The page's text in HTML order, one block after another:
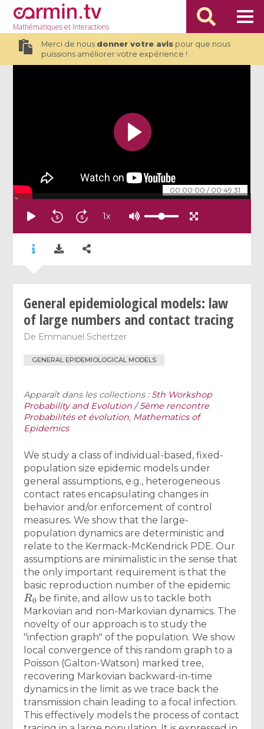
Mathématiqueset Interactions
Merci de nous donner votre avispour que nous
puissions améliorer votre expérience !
00:00:00 / 00:49:31
1x
General epidemiological models: law
of large numbers and contact tracing
De Emmanuel Schertzer
GENERAL EPIDEMIOLOGICAL MODELS
Apparaît dans les collections :5th Workshop
Probability and Evolution / 5ème rencontre
Probabilités et évolution, Mathematics of
Epidemics
We study a class of individual-based, fixed-
population size epidemic models under
general assumptions, e.g., heterogeneous
contact rates encapsulating changes in
behavior and/or enforcement of control
measures. We show that the large-
population dynamics are deterministic and
relate to the Kermack-McKendrick PDE. Our
assumptions are minimalistic in the sense that
the only important requirement is that the
basic reproduction number of the epidemic
R0
be finite, and allow us to tackle both
Markovian and non-Markovian dynamics. The
novelty of our approach is to study the
"infection graph" of the population. We show
local convergence of this random graph to a
Poisson (Galton-Watson) marked tree,
recovering Markovian backward-in-time
dynamics in the limit as we trace back the
transmission chain leading to a focal infection.
This effectively models the process of contact